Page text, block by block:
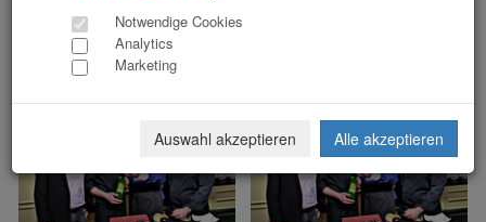
1 2 4
11 12
Notwendige Cookies
Analytics
Marketing
Auswahl akzeptieren Alle akzeptieren